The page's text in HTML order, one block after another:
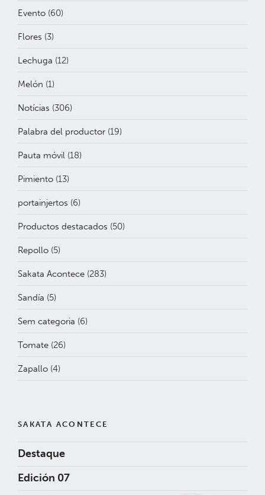
Evento (60)
Flores (3)
Lechuga (12)
Melón (1)
Notícias (306)
Palabra del productor (19)
Pauta móvil (18)
Pimiento (13)
portainjertos (6)
Productos destacados (50)
Repollo (5)
Sakata Acontece (283)
Sandía (5)
Sem categoria (6)
Tomate (26)
Zapallo (4)
SAKATA ACONTECE
Destaque
Edición 07